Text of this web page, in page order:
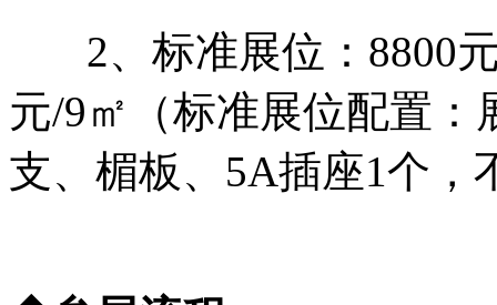
2、标准展位：8800元
元/9㎡（标准展位配置：
支、楣板、5A插座1个，